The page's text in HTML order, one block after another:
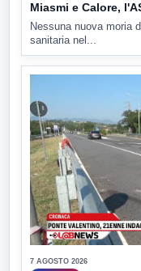
Miasmi e Calore,
Nessuna nuova moria
sanitaria nel...
7 AGOSTO 2026